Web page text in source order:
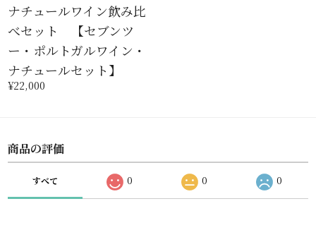
ナチュールワイン飲み比
べセット 【セブンツ
ー・ポルトガルワイン・
ナチュールセット】
¥22,000
商品の評価
すべて 0 0 0